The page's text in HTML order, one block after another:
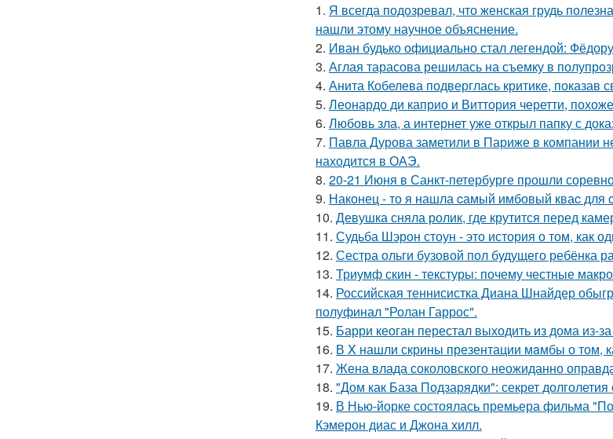
1. Я всегда подозревал, что женская грудь
нашли этому научное объяснение.
2. Иван будько официально стал легендой:
3. Аглая тарасова решилась на съемку в
4. Анита Кобелева подверглась критике, показав
5. Леонардо ди каприо и Виттория черетти,
6. Любовь зла, а интернет уже открыл папку с
7. Павла Дурова заметили в Париже в компании
находится в ОАЭ.
8. 20-21 Июня в Санкт-петербурге прошли
9. Наконец - то я нашла cамый имбовый кваc для
10. Девушка сняла ролик, где крутится перед
11. Судьба Шэрон стоун - это история о том, как
12. Сестра ольги бузовой пол будущего ребёнка
13. Триумф скин - текстуры: почему честные
14. Российская теннисистка Диана Шнайдер
полуфинал "Ролан Гаррос".
15. Барри кеоган перестал выходить из дома из-
16. В X нашли скрины презентации мaмбы о том,
17. Жена влада соколовского неожиданно
18. "Дом как База Подзарядки": секрет
19. В Нью-йорке состоялась премьера фильма
Кэмерон диас и Джона хилл.